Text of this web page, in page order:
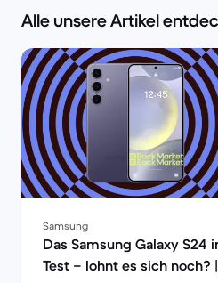
Alle unsere Artikel
Samsung
Das Samsung Galaxy S24
Test – lohnt es sich noch? |